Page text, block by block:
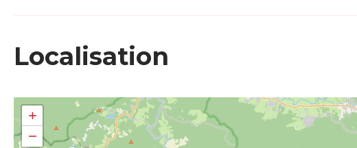
Localisation
+
−